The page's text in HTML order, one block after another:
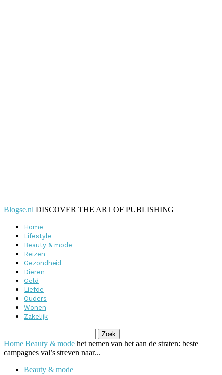
Blogse.nl DISCOVER THE ART OF PUBLISHING
Home
Lifestyle
Beauty & mode
Reizen
Gezondheid
Dieren
Geld
Liefde
Ouders
Wonen
Zakelijk
Home Beauty & mode het nemen van het aan de straten: beste
campagnes val’s streven naar...
Beauty & mode